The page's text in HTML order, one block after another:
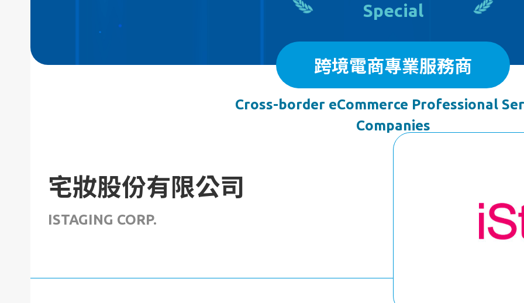
Special
跨境電商專業服務商
Cross-border eCommerce Professional
Companies
宅妝股份有限公司
ISTAGING CORP.